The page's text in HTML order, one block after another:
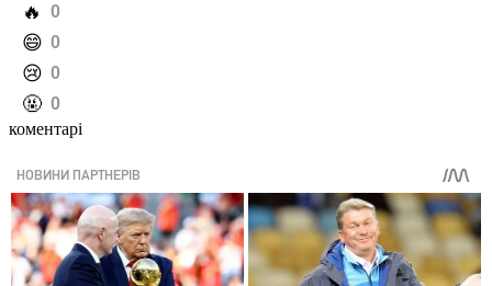
️🔥 0
️😄 0
️😢 0
️🤬 0
коментарі